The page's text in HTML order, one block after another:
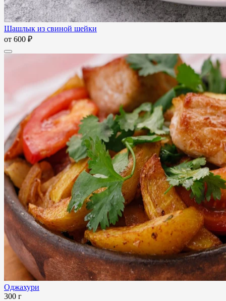
Шашлык из свиной шейки
от 600 ₽
Оджахури
300 г